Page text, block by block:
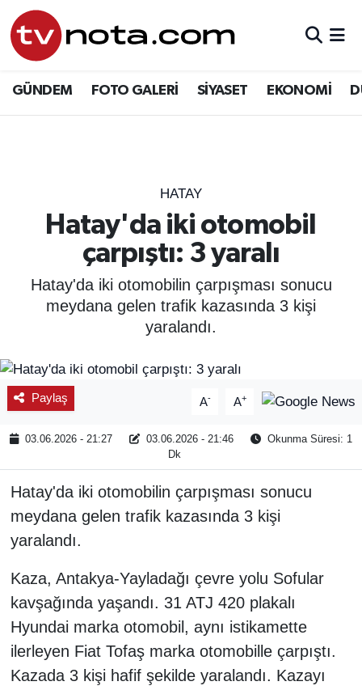
GÜNDEM FOTO GALERİ SİYASET EKONOMİ
HATAY
Hatay'da iki otomobil
çarpıştı: 3 yaralı
Hatay'da iki otomobilin çarpışması sonucu
meydana gelen trafik kazasında 3 kişi
yaralandı.
Paylaş A- A+
03.06.2026 - 21:27 03.06.2026 - 21:46
Okunma Süresi: 1
Dk
Hatay'da iki otomobilin çarpışması sonucu
meydana gelen trafik kazasında 3 kişi
yaralandı.
Kaza, Antakya-Yayladağı çevre yolu Sofular
kavşağında yaşandı. 31 ATJ 420 plakalı
Hyundai marka otomobil, aynı istikamette
ilerleyen Fiat Tofaş marka otomobille çarpıştı.
Kazada 3 kişi hafif şekilde yaralandı. Kazayı
GÜNDEM
YURT
EĞİTİM
ÖZEL HABER
SPOR
ÇEVRE
YAŞAM
BİLİM - TEKNOLOJİ
KÜLTÜR SANAT
Hava Durumu
Son Dakika Haberleri
Haber Arşivi